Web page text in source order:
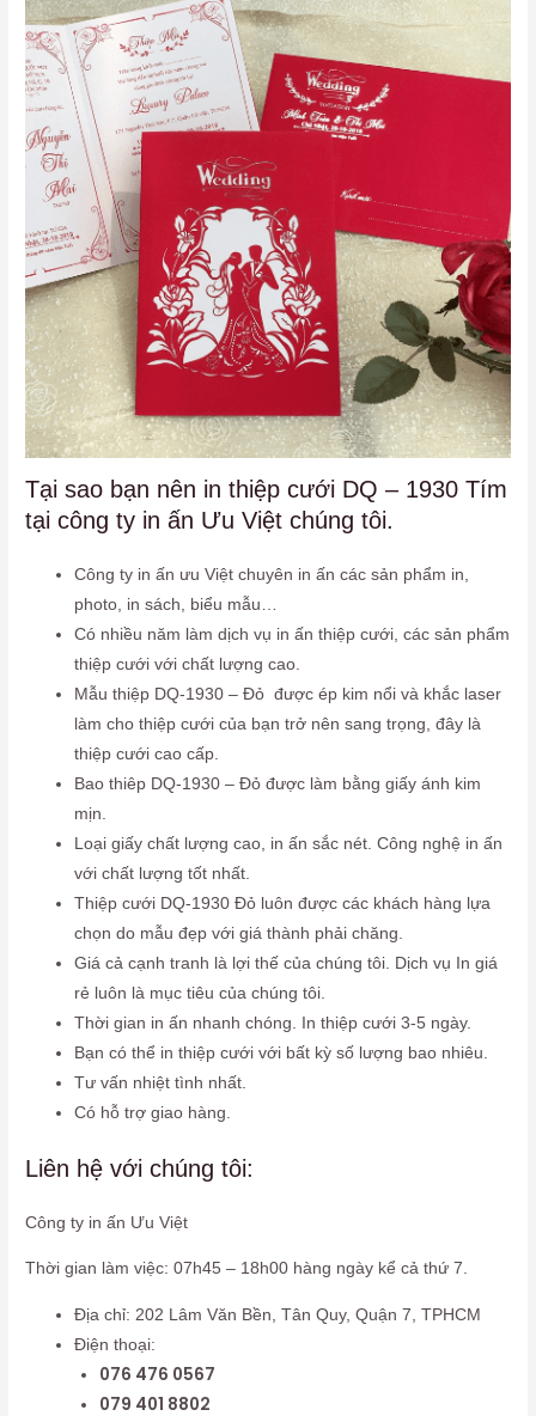
Tại sao bạn nên in thiệp cưới DQ – 1930 Tím
tại công ty in ấn Ưu Việt chúng tôi.
Công ty in ấn ưu Việt chuyên in ấn các sản phẩm in,
photo, in sách, biểu mẫu…
Có nhiều năm làm dịch vụ in ấn thiệp cưới, các sản phẩm
thiệp cưới với chất lượng cao.
Mẫu thiệp DQ-1930 – Đỏ được ép kim nổi và khắc laser
làm cho thiệp cưới của bạn trở nên sang trọng, đây là
thiệp cưới cao cấp.
Bao thiêp DQ-1930 – Đỏ được làm bằng giấy ánh kim
mịn.
Loại giấy chất lượng cao, in ấn sắc nét. Công nghệ in ấn
với chất lượng tốt nhất.
Thiệp cưới DQ-1930 Đỏ luôn được các khách hàng lựa
chọn do mẫu đẹp với giá thành phải chăng.
Giá cả cạnh tranh là lợi thế của chúng tôi. Dịch vụ In giá
rẻ luôn là mục tiêu của chúng tôi.
Thời gian in ấn nhanh chóng. In thiệp cưới 3-5 ngày.
Bạn có thể in thiệp cưới với bất kỳ số lượng bao nhiêu.
Tư vấn nhiệt tình nhất.
Có hỗ trợ giao hàng.
Liên hệ với chúng tôi:
Công ty in ấn Ưu Việt
Thời gian làm việc: 07h45 – 18h00 hàng ngày kể cả thứ 7.
Địa chỉ: 202 Lâm Văn Bền, Tân Quy, Quận 7, TPHCM
Điện thoại:
076 476 0567
079 401 8802